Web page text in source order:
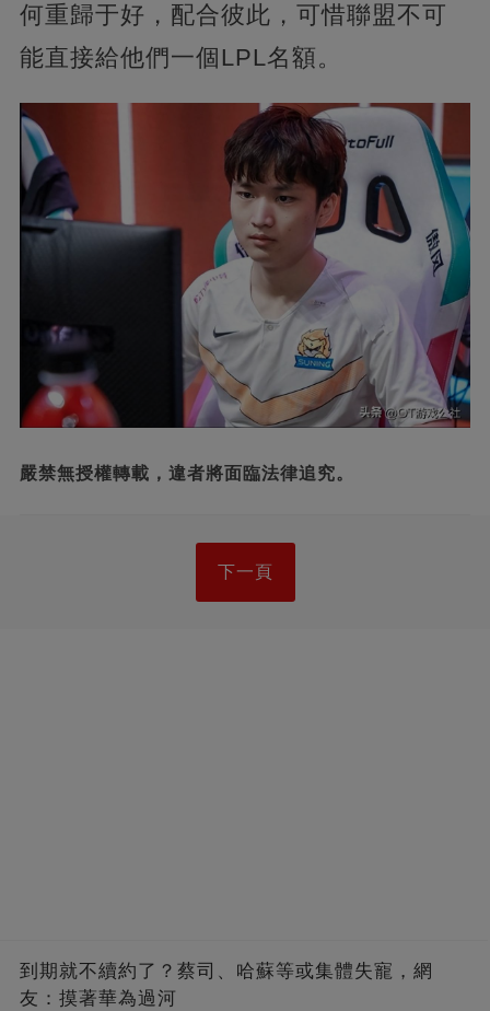
何重歸于好，配合彼此，可惜聯盟不可
能直接給他們一個LPL名額。
嚴禁無授權轉載，違者將面臨法律追究。
下一頁
到期就不續約了？蔡司、哈蘇等或集體失寵，網
友：摸著華為過河